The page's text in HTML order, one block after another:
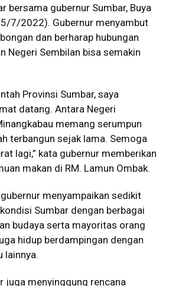
bersama gubernur Sumbar, Buya
7/2022). Gubernur menyambut
dan berharap hubungan
Negeri Sembilan bisa semakin
Provinsi Sumbar, saya
datang. Antara Negeri
memang serumpun
terbangun sejak lama. Semoga
lagi,” kata gubernur memberikan
makan di RM. Lamun Ombak.
menyampaikan sedikit
Sumbar dengan berbagai
budaya serta mayoritas orang
hidup berdampingan dengan
lainnya.
juga menyinggung rencana